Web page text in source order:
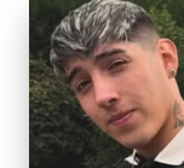
a
C
V
C